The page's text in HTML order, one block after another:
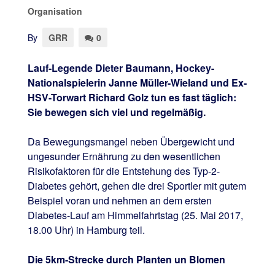
Organisation
By GRR 0
Lauf-Legende Dieter Baumann, Hockey-
Nationalspielerin Janne Müller-Wieland und Ex-
HSV-Torwart Richard Golz tun es fast täglich:
Sie bewegen sich viel und regelmäßig.
Da Bewegungsmangel neben Übergewicht und
ungesunder Ernährung zu den wesentlichen
Risikofaktoren für die Entstehung des Typ-2-
Diabetes gehört, gehen die drei Sportler mit gutem
Beispiel voran und nehmen an dem ersten
Diabetes-Lauf am Himmelfahrtstag (25. Mai 2017,
18.00 Uhr) in Hamburg teil.
Die 5km-Strecke durch Planten un Blomen